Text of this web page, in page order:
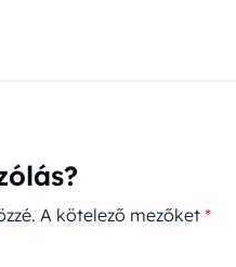
A kötelező mezőket *